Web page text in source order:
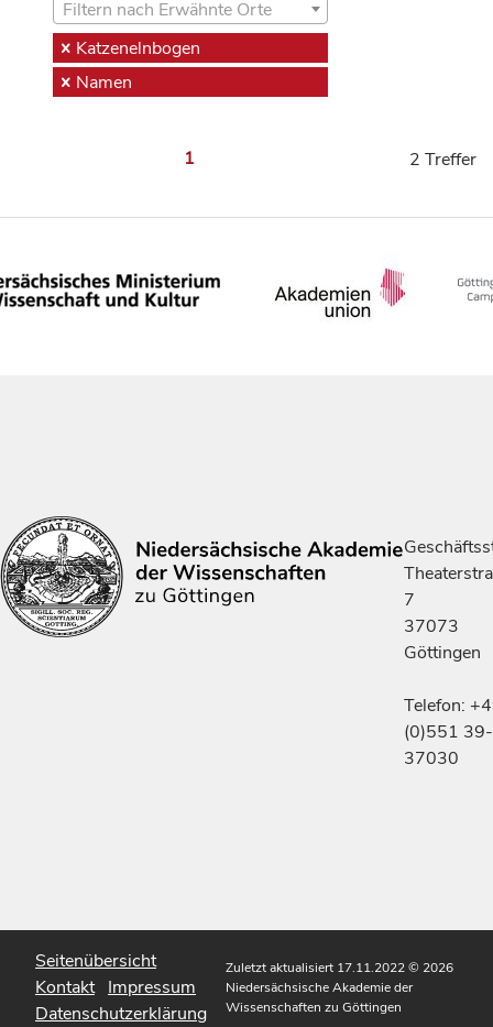
Filtern nach Erwähnte Orte
Katzenelnbogen
Namen
1 2 Treffer
7
37073
Göttingen
Telefon:
(0)551 39-
37030
Seitenübersicht
Kontakt Impressum
Datenschutzerklärung
Zuletzt aktualisiert 17.11.2022© 2026
Niedersächsische Akademie der
Wissenschaften zu Göttingen